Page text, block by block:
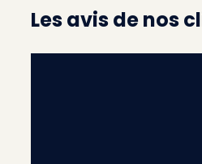
Les avis de nos